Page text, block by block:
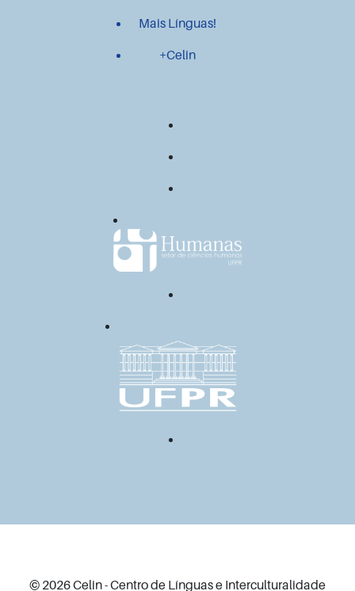
Mais Línguas!
+Celin
© 2026 Celin - Centro de Línguas e Interculturalidade